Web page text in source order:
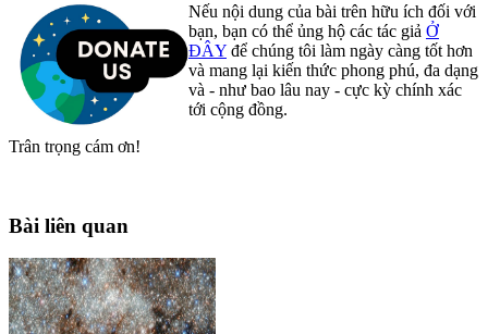
Nếu nội dung của bài trên hữu ích đối với
bạn, bạn có thể ủng hộ các tác giả Ở
ĐÂY để chúng tôi làm ngày càng tốt hơn
và mang lại kiến thức phong phú, đa dạng
và - như bao lâu nay - cực kỳ chính xác
tới cộng đồng.
Trân trọng cám ơn!
Bài liên quan